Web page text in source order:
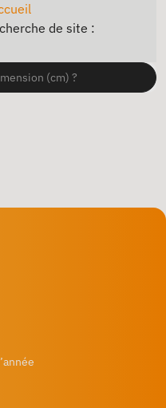
de site :